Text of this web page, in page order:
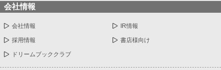
会社情報
会社情報 IR情報
採用情報 書店様向け
ドリームブッククラブ